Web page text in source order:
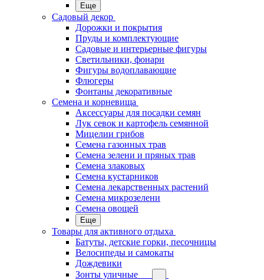
Еще
Садовый декор
Дорожки и покрытия
Пруды и комплектующие
Садовые и интерьерные фигуры
Светильники, фонари
Фигуры водоплавающие
Флюгеры
Фонтаны декоративные
Семена и корневища
Аксессуары для посадки семян
Лук севок и картофель семянной
Мицелии грибов
Семена газонных трав
Семена зелени и пряных трав
Семена злаковых
Семена кустарников
Семена лекарственных растений
Семена микрозелени
Семена овощей
Еще
Товары для активного отдыха
Батуты, детские горки, песочницы
Велосипеды и самокаты
Дождевики
Зонты уличные